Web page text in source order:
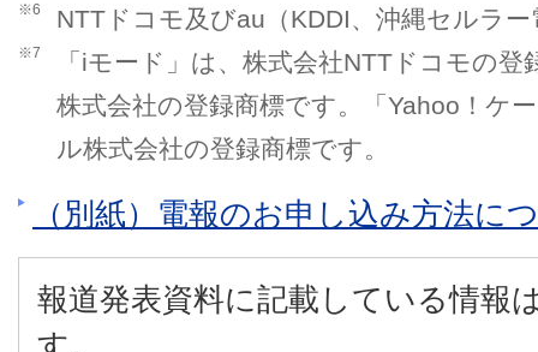
※6 NTTドコモ及びau（KDDI、沖縄セルラ
※7
「iモード」は、株式会社NTTドコモの
株式会社の登録商標です。「Yahoo！ケ
ル株式会社の登録商標です。
（別紙）電報のお申し込み方法に
報道発表資料に記載している情報
す。